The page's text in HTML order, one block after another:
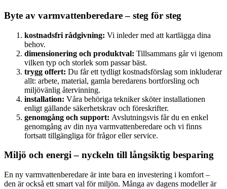
Byte av varmvattenberedare – steg för steg
kostnadsfri rådgivning: Vi inleder med att kartlägga dina
behov.
dimensionering och produktval: Tillsammans går vi igenom
vilken typ och storlek som passar bäst.
trygg offert: Du får ett tydligt kostnadsförslag som inkluderar
allt: arbete, material, gamla beredarens bortforsling och
miljövänlig återvinning.
installation: Våra behöriga tekniker sköter installationen
enligt gällande säkerhetskrav och föreskrifter.
genomgång och support: Avslutningsvis får du en enkel
genomgång av din nya varmvattenberedare och vi finns
fortsatt tillgängliga för frågor eller service.
Miljö och energi – nyckeln till långsiktig besparing
En ny varmvattenberedare är inte bara en investering i komfort –
den är också ett smart val för miljön. Många av dagens modeller är